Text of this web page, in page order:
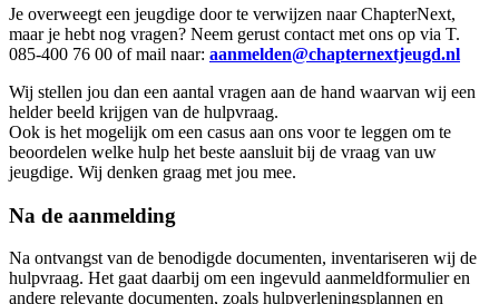
Je overweegt een jeugdige door te verwijzen naar ChapterNext,
maar je hebt nog vragen? Neem gerust contact met ons op via T.
085-400 76 00 of mail naar: aanmelden@chapternextjeugd.nl
Wij stellen jou dan een aantal vragen aan de hand waarvan wij een
helder beeld krijgen van de hulpvraag.
Ook is het mogelijk om een casus aan ons voor te leggen om te
beoordelen welke hulp het beste aansluit bij de vraag van uw
jeugdige. Wij denken graag met jou mee.
Na de aanmelding
Na ontvangst van de benodigde documenten, inventariseren wij de
hulpvraag. Het gaat daarbij om een ingevuld aanmeldformulier en
andere relevante documenten, zoals hulpverleningsplannen en